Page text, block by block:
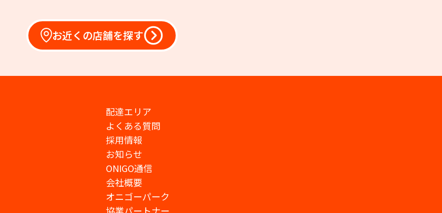
お近くの店舗を探す
配達エリア
よくある質問
採用情報
お知らせ
ONIGO通信
会社概要
オニゴーパーク
協業パートナー